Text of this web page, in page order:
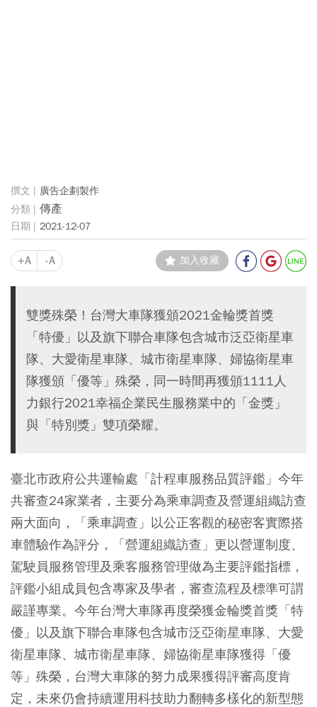
廣告企劃製作
傳產
2021-12-07
+A -A 加入收藏
雙獎殊榮！台灣大車隊獲頒2021金輪獎首獎
「特優」以及旗下聯合車隊包含城市泛亞衛星車
隊、大愛衛星車隊、城市衛星車隊、婦協衛星車
隊獲頒「優等」殊榮，同一時間再獲頒1111人
力銀行2021幸福企業民生服務業中的「金獎」
與「特別獎」雙項榮耀。
臺北市政府公共運輸處「計程車服務品質評鑑」今年
共審查24家業者，主要分為乘車調查及營運組織訪查
兩大面向，「乘車調查」以公正客觀的秘密客實際搭
車體驗作為評分，「營運組織訪查」更以營運制度、
駕駛員服務管理及乘客服務管理做為主要評鑑指標，
評鑑小組成員包含專家及學者，審查流程及標準可謂
嚴謹專業。今年台灣大車隊再度榮獲金輪獎首獎「特
優」以及旗下聯合車隊包含城市泛亞衛星車隊、大愛
衛星車隊、城市衛星車隊、婦協衛星車隊獲得「優
等」殊榮，台灣大車隊的努力成果獲得評審高度肯
定，未來仍會持續運用科技助力翻轉多樣化的新型態